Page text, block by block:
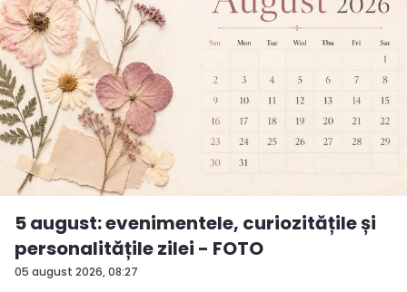
05 august 2026, 08:27
5 august: evenimentele, curiozitățile și
personalitățile zilei - FOTO